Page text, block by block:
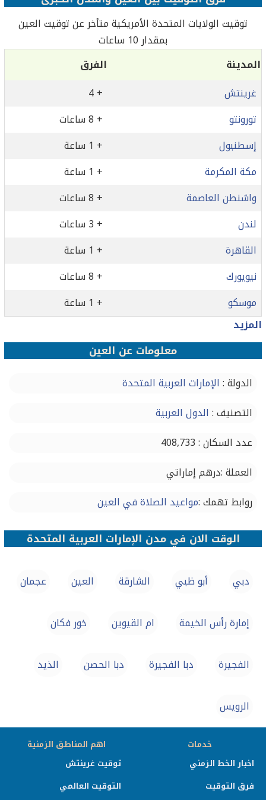
توقيت الولايات المتحدة الأمريكية متأخر عن توقيت العين
بمقدار 10 ساعات
المدينة
الفرق
غرينتش
+ 4
تورونتو
+ 8 ساعات
إسطنبول
+ 1 ساعة
مكة المكرمة
+ 1 ساعة
واشنطن العاصمة
+ 8 ساعات
لندن
+ 3 ساعات
القاهرة
+ 1 ساعة
نيويورك
+ 8 ساعات
موسكو
+ 1 ساعة
المزيد
معلومات عن العين
الدولة : الإمارات العربية المتحدة
التصنيف : الدول العربية
عدد السكان : 408,733
العملة :درهم إماراتي
روابط تهمك :مواعيد الصلاة في العين
الوقت الان في مدن الإمارات العربية المتحدة
دبي أبو ظبي الشارقة العين عجمان
إمارة رأس الخيمة ام القيوين خور فكان
الفجيرة دبا الفجيرة دبا الحصن الذيد
الرويس
خدمات
اخبار الخط الزمني
فرق التوقيت
اهم المناطق الزمنية
توقيت غرينتش
التوقيت العالمي